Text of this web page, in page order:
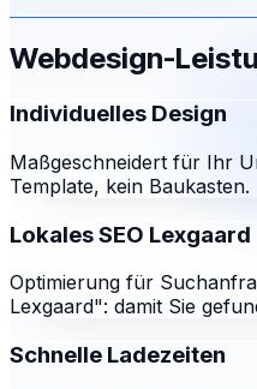
Webdesign-
Individuelles Design
Maßgeschneidert für Ihr
Template, kein Baukasten.
Lokales SEO Lexgaard
Optimierung für
Lexgaard": damit Sie
Schnelle Ladezeiten